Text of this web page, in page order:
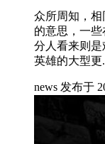
众所周知，
的意思，一
分人看来则
英雄的大型更
news 发布于